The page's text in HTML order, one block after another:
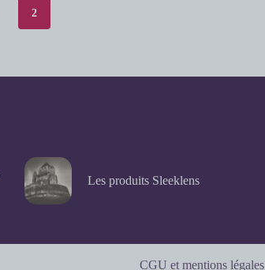
2
Les produits Sleeklens
CGU et mentions légales